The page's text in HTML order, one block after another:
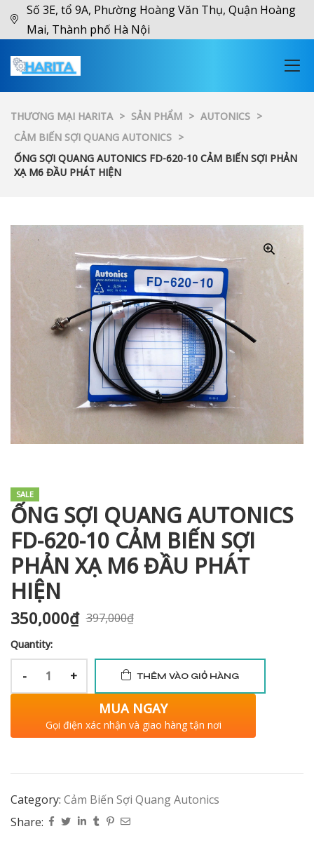
Số 3E, tổ 9A, Phường Hoàng Văn Thụ, Quận Hoàng
Mai, Thành phố Hà Nội
THƯƠNG MẠI HARITA > SẢN PHẨM > AUTONICS >
CẢM BIẾN SỢI QUANG AUTONICS >
ỐNG SỢI QUANG AUTONICS FD-620-10 CẢM BIẾN SỢI PHẢN
XẠ M6 ĐẦU PHÁT HIỆN
SALE
ỐNG SỢI QUANG AUTONICS
FD-620-10 CẢM BIẾN SỢI
PHẢN XẠ M6 ĐẦU PHÁT
HIỆN
397,000₫
350,000₫
Quantity:
- + THÊM VÀO GIỎ HÀNG
MUA NGAY
Gọi điện xác nhận và giao hàng tận nơi
Category: Cảm Biến Sợi Quang Autonics
Share: